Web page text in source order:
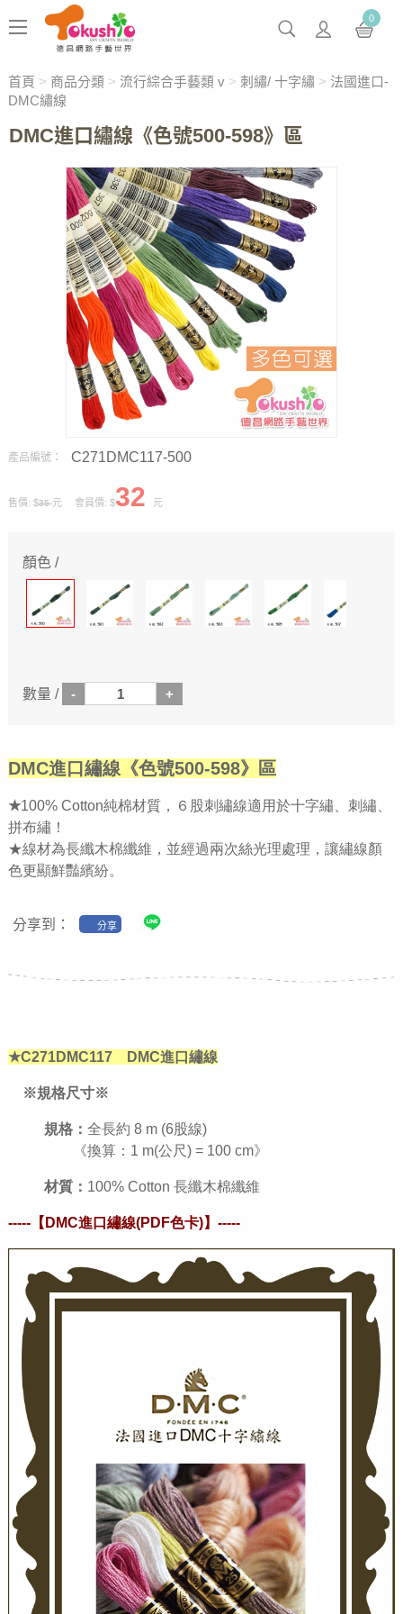
0
首頁 > 商品分類> 流行綜合手藝類 v> 刺繡/ 十字繡> 法國進口-
DMC繡線
DMC進口繡線《色號500-598》區
產品編號： C271DMC117-500
售價: $35元 會員價: $32 元
顏色 /
數量 /
DMC進口繡線《色號500-598》區
★100% Cotton純棉材質，６股刺繡線適用於十字繡、刺繡、
拼布繡！
★線材為長纖木棉纖維，並經過兩次絲光理處理，讓繡線顏
色更顯鮮豔繽紛。
分享到： 分享
★C271DMC117 DMC進口繡線
※規格尺寸※
規格： 全長約 8 m (6股線)
《換算：1 m(公尺) = 100 cm》
材質： 100% Cotton 長纖木棉纖維
-----【DMC進口繡線(PDF色卡)】 -----